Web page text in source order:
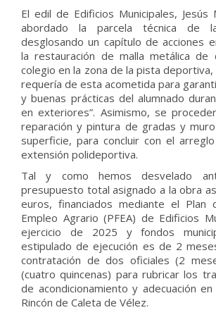
El edil de Edificios Municipales, Jesús
abordado la parcela técnica de
desglosando un capítulo de acciones
la restauración de malla metálica de
colegio en la zona de la pista deportiva,
requería de esta acometida para
y buenas prácticas del alumnado
en exteriores”. Asimismo, se
reparación y pintura de gradas y
superficie, para concluir con el
extensión polideportiva.
Tal y como hemos desvelado
presupuesto total asignado a la obra
euros, financiados mediante el Plan
Empleo Agrario (PFEA) de Edificios
ejercicio de 2025 y fondos
estipulado de ejecución es de 2
contratación de dos oficiales (2
(cuatro quincenas) para rubricar los
de acondicionamiento y adecuación
Rincón de Caleta de Vélez.